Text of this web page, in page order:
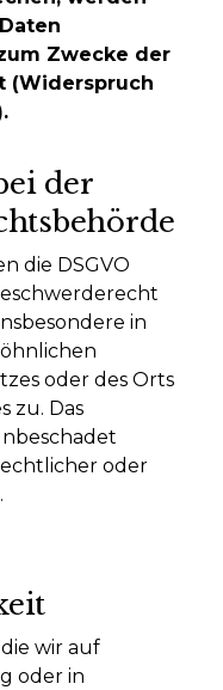
Zwecke der
(Widerspruch
der
die DSGVO
in
oder des Orts
zu. Das
oder
wir auf
oder in